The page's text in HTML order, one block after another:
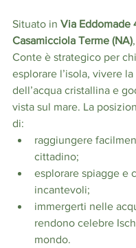
Situato in Via Eddomade
Casamicciola Terme (NA)
Conte è strategico per
esplorare l’isola, vivere
dell’acqua cristallina e
vista sul mare. La
di:
raggiungere
cittadino;
esplorare spiagge e
incantevoli;
immergerti nelle
rendono celebre
mondo.